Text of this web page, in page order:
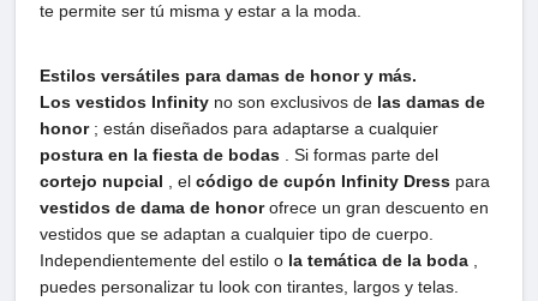
te permite ser tú misma y estar a la moda.
Estilos versátiles para damas de honor y más.
Los vestidos Infinity no son exclusivos de las damas de
honor; están diseñados para adaptarse a cualquier
postura en la fiesta de bodas . Si formas parte del
cortejo nupcial , el código de cupón Infinity Dress para
vestidos de dama de honorofrece un gran descuento en
vestidos que se adaptan a cualquier tipo de cuerpo.
Independientemente del estilo o la temática de la boda ,
puedes personalizar tu look con tirantes, largos y telas.